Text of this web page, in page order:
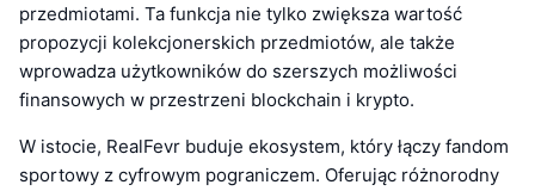
przedmiotami. Ta funkcja nie tylko zwiększa wartość
propozycji kolekcjonerskich przedmiotów, ale także
wprowadza użytkowników do szerszych możliwości
finansowych w przestrzeni blockchain i krypto.
W istocie, RealFevr buduje ekosystem, który łączy fandom
sportowy z cyfrowym pograniczem. Oferując różnorodny